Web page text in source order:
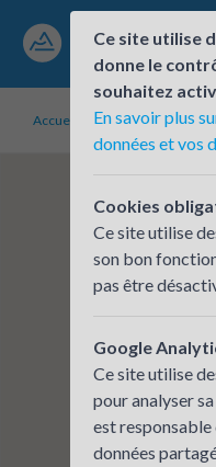
Accueil Établissements
Ce site utilise
donne le
souhaitez
En savoir plus
données et vos
Cookies
Ce site utilise
son bon
pas être
Google
Ce site utilise
pour analyser
est
données